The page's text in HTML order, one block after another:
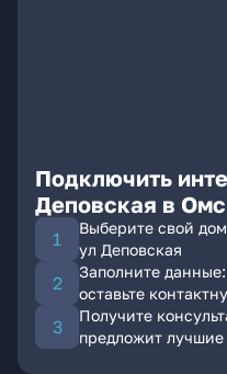
Подключить
Деповская в
Выберите свой
ул Деповская
Заполните
оставьте
Получите
предложит